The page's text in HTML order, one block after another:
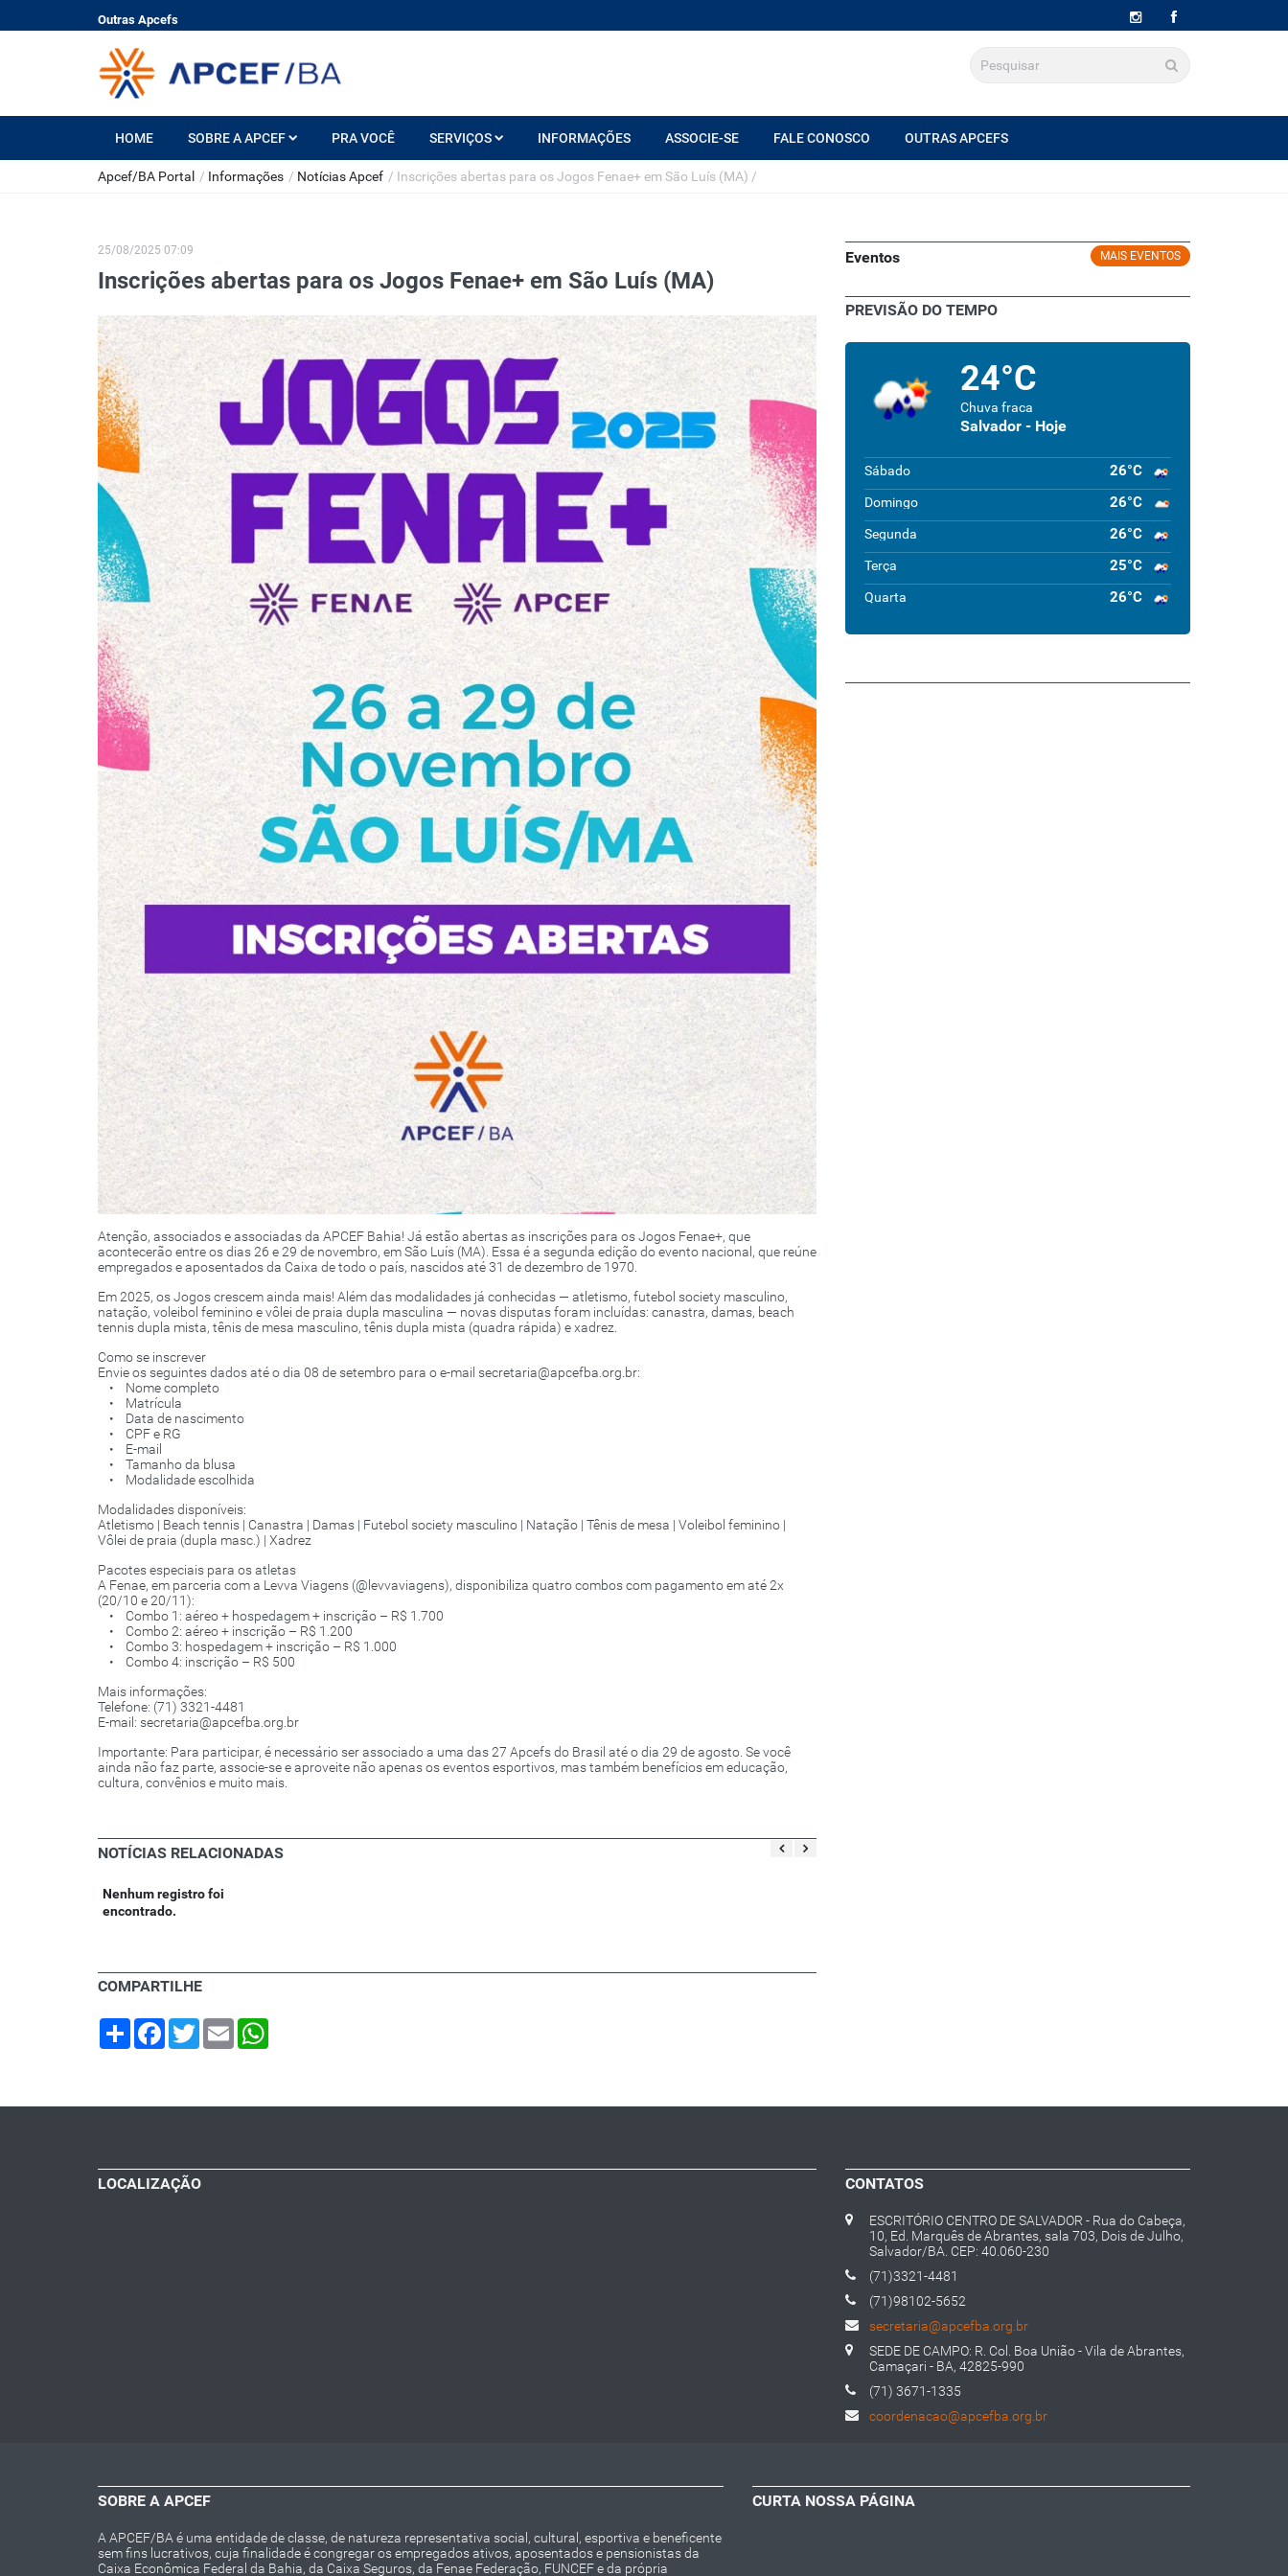
Outras Apcefs
HOME SOBRE A APCEF PRA VOCÊ SERVIÇOS INFORMAÇÕES ASSOCIE-SE FALE CONOSCO OUTRAS APCEFS
Apcef/BA Portal / Informações / Notícias Apcef / Inscrições abertas para os Jogos Fenae+ em São Luís (MA) /
25/08/2025 07:09
Inscrições abertas para os Jogos Fenae+ em São Luís (MA)
Atenção, associados e associadas da APCEF Bahia! Já estão abertas as inscrições para os Jogos Fenae+, que
acontecerão entre os dias 26 e 29 de novembro, em São Luís (MA). Essa é a segunda edição do evento nacional, que reúne
empregados e aposentados da Caixa de todo o país, nascidos até 31 de dezembro de 1970.
Em 2025, os Jogos crescem ainda mais! Além das modalidades já conhecidas — atletismo, futebol society masculino,
natação, voleibol feminino e vôlei de praia dupla masculina — novas disputas foram incluídas: canastra, damas, beach
tennis dupla mista, tênis de mesa masculino, tênis dupla mista (quadra rápida) e xadrez.
Como se inscrever
Envie os seguintes dados até o dia 08 de setembro para o e-mail secretaria@apcefba.org.br:
• Nome completo
• Matrícula
• Data de nascimento
• CPF e RG
• E-mail
• Tamanho da blusa
• Modalidade escolhida
Modalidades disponíveis:
Atletismo | Beach tennis | Canastra | Damas | Futebol society masculino | Natação | Tênis de mesa | Voleibol feminino |
Vôlei de praia (dupla masc.) | Xadrez
Pacotes especiais para os atletas
A Fenae, em parceria com a Levva Viagens (@levvaviagens), disponibiliza quatro combos com pagamento em até 2x
(20/10 e 20/11):
• Combo 1: aéreo + hospedagem + inscrição – R$ 1.700
• Combo 2: aéreo + inscrição – R$ 1.200
• Combo 3: hospedagem + inscrição – R$ 1.000
• Combo 4: inscrição – R$ 500
Mais informações:
Telefone: (71) 3321-4481
E-mail: secretaria@apcefba.org.br
Importante: Para participar, é necessário ser associado a uma das 27 Apcefs do Brasil até o dia 29 de agosto. Se você
ainda não faz parte, associe-se e aproveite não apenas os eventos esportivos, mas também benefícios em educação,
cultura, convênios e muito mais.
NOTÍCIAS RELACIONADAS
Nenhum registro foi
encontrado.
COMPARTILHE
Share Facebook
TwitterEmail
MAIS EVENTOS
Eventos
PREVISÃO DO TEMPO
24°C
Chuva fraca
Salvador - Hoje
Sábado 26°C
Domingo 26°C
Segunda 26°C
Terça 25°C
Quarta 26°C
LOCALIZAÇÃO CONTATOS
ESCRITÓRIO CENTRO DE SALVADOR - Rua do Cabeça,
10, Ed. Marquês de Abrantes, sala 703, Dois de Julho,
Salvador/BA. CEP: 40.060-230
(71)3321-4481
(71)98102-5652
secretaria@apcefba.org.br
SEDE DE CAMPO: R. Col. Boa União - Vila de Abrantes,
Camaçari - BA, 42825-990
(71) 3671-1335
coordenacao@apcefba.org.br
SOBRE A APCEF
A APCEF/BA é uma entidade de classe, de natureza representativa social, cultural, esportiva e beneficente
sem fins lucrativos, cuja finalidade é congregar os empregados ativos, aposentados e pensionistas da
Caixa Econômica Federal da Bahia, da Caixa Seguros, da Fenae Federação, FUNCEF e da própria
CURTA NOSSA PÁGINA